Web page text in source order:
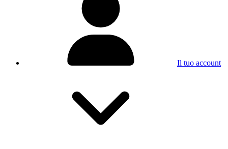
Il tuo account